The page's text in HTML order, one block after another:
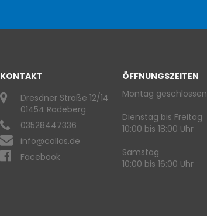
KONTAKT
Dresdner Straße 12/14
01454 Radeberg
03528447336
info@collos.de
Facebook
ÖFFNUNGSZEITEN
Montag geschlossen
Dienstag bis Freitag
10:00 bis 18:00 Uhr
Samstag
10:00 bis 16:00 Uhr